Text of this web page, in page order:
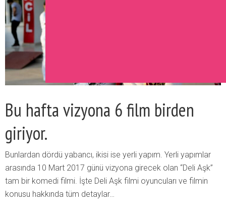
Bu hafta vizyona 6 film birden
giriyor.
Bunlardan dördü yabancı, ikisi ise yerli yapım. Yerli yapımlar
arasında 10 Mart 2017 günü vizyona girecek olan “Deli Aşk”
tam bir komedi filmi. İşte Deli Aşk filmi oyuncuları ve filmin
konusu hakkında tüm detaylar…